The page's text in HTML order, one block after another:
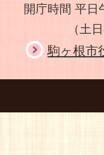
開庁時間 平
（土
駒ヶ根市